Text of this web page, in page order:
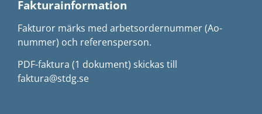
Fakturainformation
Fakturor märks med arbetsordernummer (Ao-
nummer) och referensperson.
PDF-faktura (1 dokument) skickas till
faktura@stdg.se